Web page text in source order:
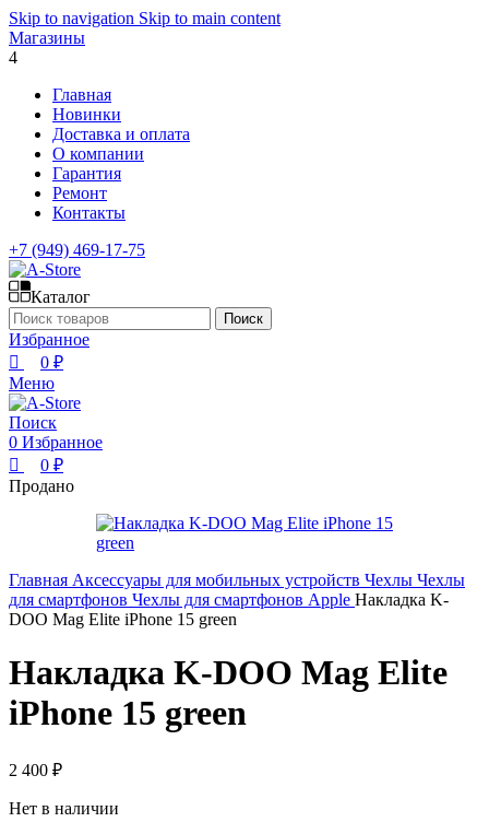
Skip to navigation Skip to main content
Магазины
4
Главная
Новинки
Доставка и оплата
О компании
Гарантия
Ремонт
Контакты
+7 (949) 469-17-75
Каталог
Поиск
Избранное
0 ₽
Меню
Поиск
0 Избранное
0 ₽
Продано
Главная Аксессуары для мобильных устройств Чехлы Чехлы
для смартфонов Чехлы для смартфонов Apple Накладка K-
DOO Mag Elite iPhone 15 green
Накладка K-DOO Mag Elite
iPhone 15 green
2 400 ₽
Нет в наличии